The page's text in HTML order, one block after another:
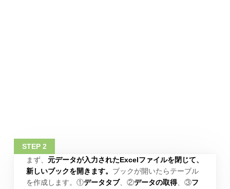
まず、 元データが入力されたExcelファイルを閉じて、
新しいブックを開きます。 ブックが開いたらテーブル
を作成します。①データタブ、②データの取得、③フ